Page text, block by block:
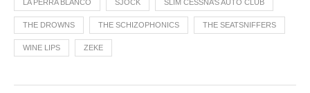
LA PERRA BLANCO SJOCK SLIM CESSNA’S AUTO CLUB
THE DROWNS THE SCHIZOPHONICS THE SEATSNIFFERS
WINE LIPS ZEKE